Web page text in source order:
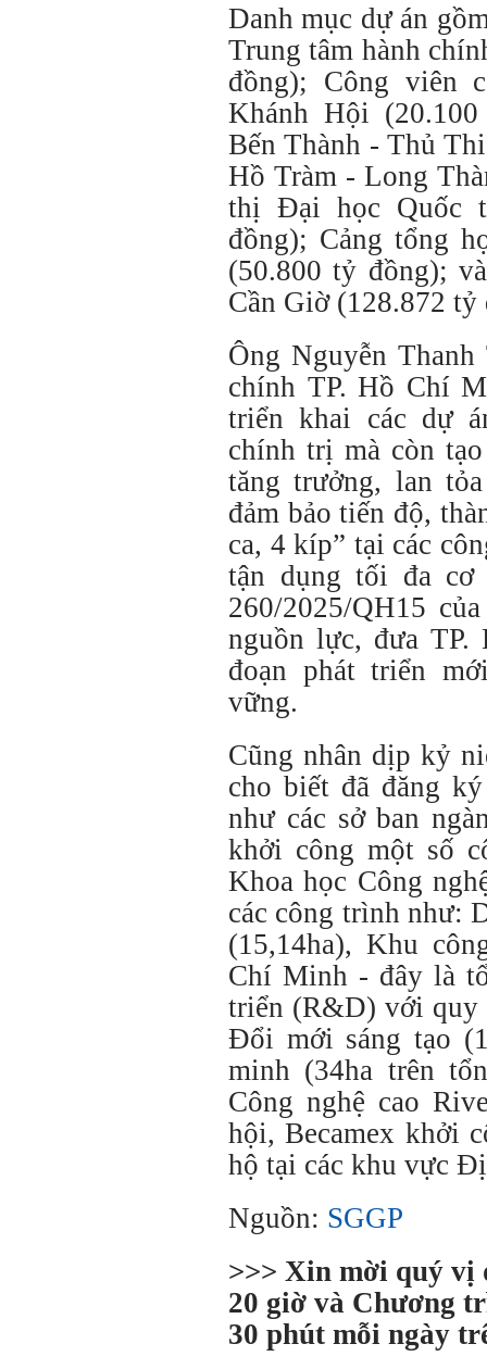
Danh mục dự án
Trung tâm hành
đồng); Công viên
Khánh Hội
Bến Thành - Thủ
Hồ Tràm - Long
thị Đại học Quốc
đồng); Cảng tổng
(50.800 tỷ đồng);
Cần Giờ (128.872 tỷ
Ông Nguyễn
chính TP. Hồ Chí
triển khai các dự
chính trị mà còn
tăng trưởng, lan
đảm bảo tiến độ,
ca, 4 kíp” tại các
tận dụng tối đa
260/2025/QH15
nguồn lực, đưa
đoạn phát triển
vững.
Cũng nhân dịp kỷ
cho biết đã đăng
như các sở ban
khởi công một số
Khoa học Công
các công trình như:
(15,14ha), Khu
Chí Minh - đây là
triển (R&D) với quy
Đổi mới sáng tạo
minh (34ha trên
Công nghệ cao
hội, Becamex khởi
hộ tại các khu vực
Nguồn: SGGP
>>> Xin mời quý vị
20 giờ và Chương
30 phút mỗi ngày